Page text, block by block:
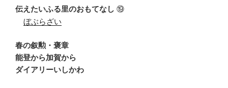
伝えたいふる里のおもてなし ⑲
ぼぶらざい
春の叙勲・褒章
能登から加賀から
ダイアリーいしかわ